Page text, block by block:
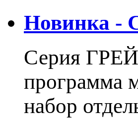
Новинка -
Серия
программа
набор